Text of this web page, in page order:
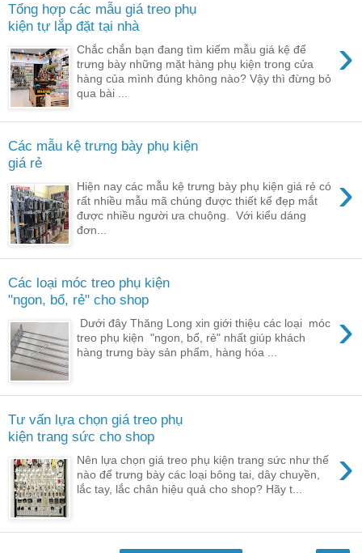
Tổng hợp các mẫu giá treo phụ
kiện tự lắp đặt tại nhà
›
Chắc chắn bạn đang tìm kiếm mẫu giá kệ để
trưng bày những mặt hàng phụ kiện trong cửa
hàng của mình đúng không nào? Vậy thì đừng bỏ
qua bài ...
Các mẫu kệ trưng bày phụ kiện
giá rẻ
›
Hiện nay các mẫu kệ trưng bày phụ kiện giá rẻ có
rất nhiều mẫu mã chúng được thiết kế đẹp mắt
được nhiều người ưa chuộng. Với kiểu dáng
đơn...
Các loại móc treo phụ kiện
"ngon, bổ, rẻ" cho shop
›
Dưới đây Thăng Long xin giới thiệu các loại móc
treo phụ kiện "ngon, bổ, rẻ" nhất giúp khách
hàng trưng bày sản phẩm, hàng hóa ...
Tư vấn lựa chọn giá treo phụ
kiện trang sức cho shop
›
Nên lựa chọn giá treo phụ kiện trang sức như thế
nào để trưng bày các loại bông tai, dây chuyền,
lắc tay, lắc chân hiệu quả cho shop? Hãy t...